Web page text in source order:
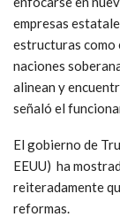
empresas
estructuras como
naciones
alinean y
señaló el
El gobierno de
EEUU) ha
reiteradamente
reformas.